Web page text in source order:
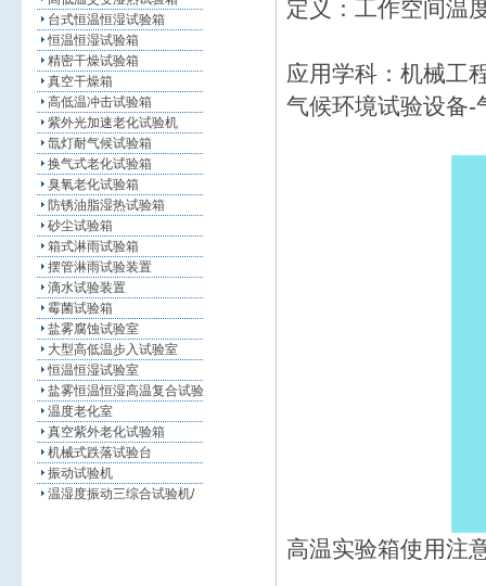
台式恒温恒湿试验箱
恒温恒湿试验箱
精密干燥试验箱
真空干燥箱
高低温冲击试验箱
紫外光加速老化试验机
氙灯耐气候试验箱
换气式老化试验箱
臭氧老化试验箱
防锈油脂湿热试验箱
砂尘试验箱
箱式淋雨试验箱
摆管淋雨试验装置
滴水试验装置
霉菌试验箱
盐雾腐蚀试验室
大型高低温步入试验室
恒温恒湿试验室
盐雾恒温恒湿高温复合试验
温度老化室
真空紫外老化试验箱
机械式跌落试验台
振动试验机
温湿度振动三综合试验机/
定义：工作空间温
应用学科：机械工
气候环境试验设备-
高温实验箱使用注